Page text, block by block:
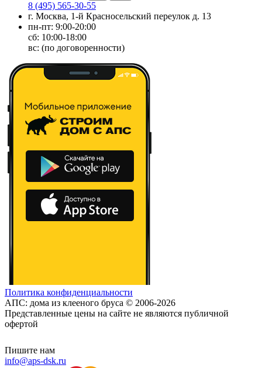
8 (495) 565-30-55
г. Москва, 1-й Красносельский переулок д. 13
пн-пт: 9:00-20:00
сб: 10:00-18:00
вс: (по договоренности)
Политика конфиденциальности
АПС: дома из клееного бруса © 2006-2026
Представленные цены на сайте не являются публичной
офертой
Пишите нам
info@aps-dsk.ru